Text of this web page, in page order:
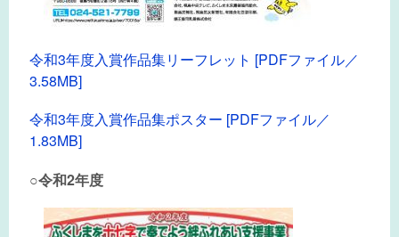
令和3年度入賞作品集リーフレット [PDFファイル／
3.58MB]
令和3年度入賞作品集ポスター [PDFファイル／
1.83MB]
○令和2年度